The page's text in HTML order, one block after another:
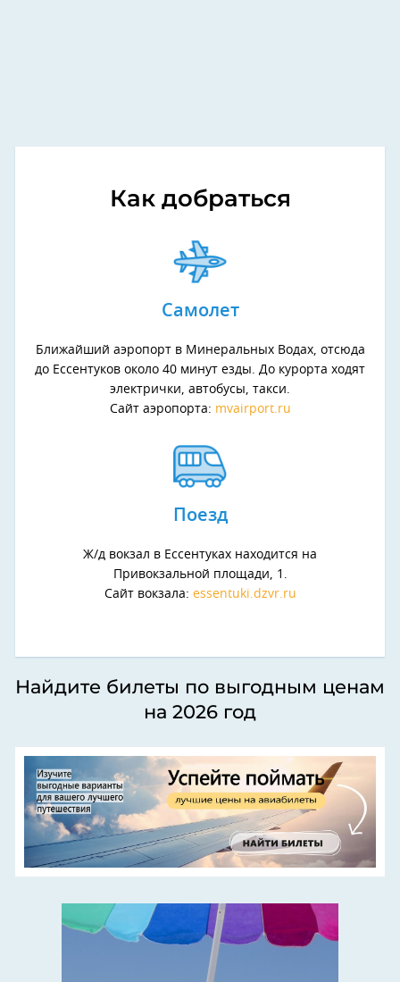
Как добраться
Самолет
Ближайший аэропорт в Минеральных Водах, отсюда
до Ессентуков около 40 минут езды. До курорта ходят
электрички, автобусы, такси.
Сайт аэропорта: mvairport.ru
Поезд
Ж/д вокзал в Ессентуках находится на
Привокзальной площади, 1.
Сайт вокзала: essentuki.dzvr.ru
Найдите билеты по выгодным ценам
на 2026 год